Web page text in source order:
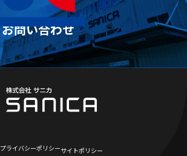
お問い合わせ
プライバシーポリシーサイトポリシー